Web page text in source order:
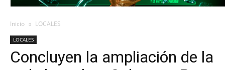
Inicio LOCALES
LOCALES
Concluyen la ampliación de la